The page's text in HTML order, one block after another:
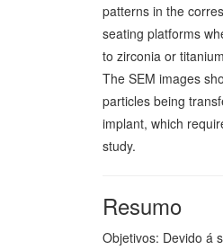
patterns in the
seating platforms
to zirconia or
The SEM images
particles being
implant, which
study.
Resumo
Objetivos: Devido á